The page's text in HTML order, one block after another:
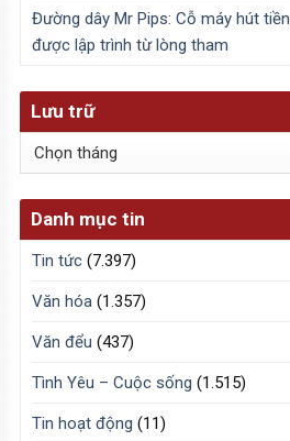
Đường dây Mr Pips: Cỗ máy hút tiền
được lập trình từ lòng tham
Lưu trữ
Lưu
Danh mục tin
Tin tức (7.397)
Văn hóa (1.357)
Văn đểu (437)
Tình Yêu – Cuộc sống (1.515)
Tin hoạt động (11)